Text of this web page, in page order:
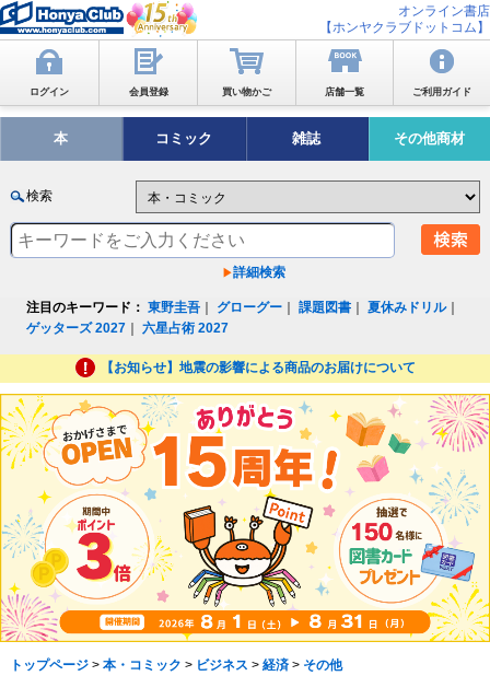
オンライン書店
【ホンヤクラブドットコム】
ログイン 会員登録 買い物かご 店舗一覧 ご利用ガイド
本 コミック 雑誌 その他商材
検索
詳細検索
注目のキーワード： 東野圭吾 グローグー ｜課題図書 ｜夏休みドリル｜
ゲッターズ 2027 ｜六星占術 2027
【お知らせ】地震の影響による商品のお届けについて
トップページ> 本・コミック > ビジネス > 経済> その他